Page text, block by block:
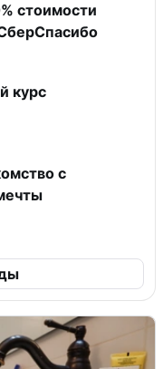
стоимости
курс
с